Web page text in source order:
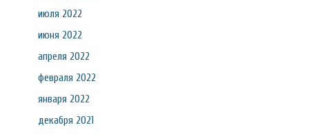
июля 2022
июня 2022
апреля 2022
февраля 2022
января 2022
декабря 2021